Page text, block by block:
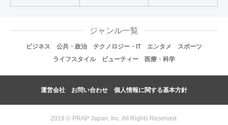
ジャンル一覧
ビジネス 公共・政治 テクノロジー・IT エンタメ
スポーツ
ライフスタイル
ビューティー 医療・科学
運営会社 お問い合わせ 個人情報に関する基本方針
2019 © PRAP Japan, Inc. All Rights Reserved.